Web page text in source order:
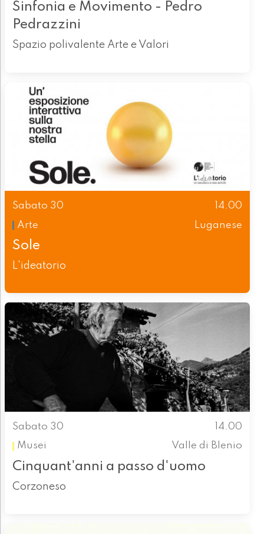
Sinfonia e Movimento - Pedro
Pedrazzini
Spazio polivalente Arte e Valori
Sabato 30
14.00
Arte
Luganese
Sole
L'ideatorio
Sabato 30
14.00
Musei
Valle di Blenio
Cinquant'anni a passo d'uomo
Corzoneso